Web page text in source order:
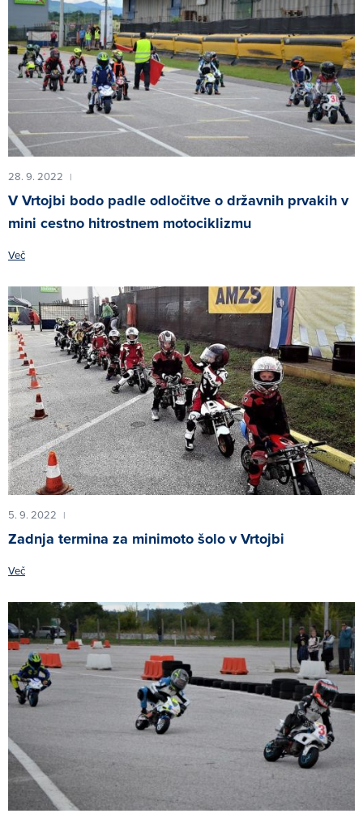
28. 9. 2022 |
V Vrtojbi bodo padle odločitve o državnih prvakih v
mini cestno hitrostnem motociklizmu
Več
5. 9. 2022 |
Zadnja termina za minimoto šolo v Vrtojbi
Več